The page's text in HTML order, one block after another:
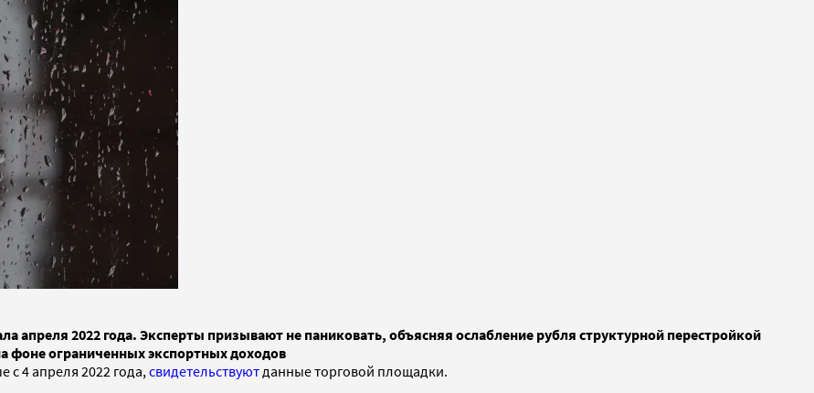
апреля 2022 года. Эксперты призывают не паниковать, объясняя ослабление рубля структурной перестройкой
фоне ограниченных экспортных доходов
4 апреля 2022 года, свидетельствуют данные торговой площадки.